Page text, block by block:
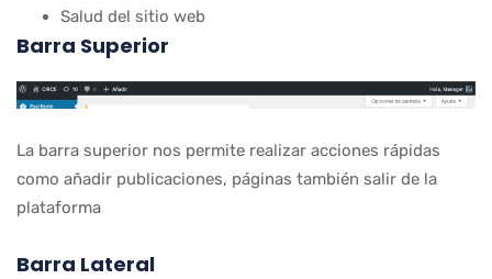
Salud del sitio web
Barra Superior
La barra superior nos permite realizar acciones rápidas
como añadir publicaciones, páginas también salir de la
plataforma
Barra Lateral